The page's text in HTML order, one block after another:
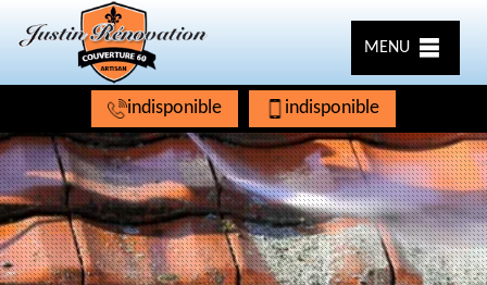
MENU
indisponible indisponible